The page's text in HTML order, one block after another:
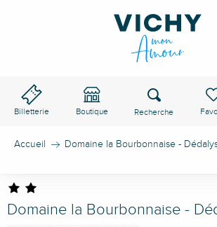
Billetterie Boutique
Recherche
Accueil Domaine la Bourbonnaise -
Domaine la Bourbonnaise -